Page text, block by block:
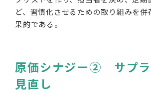
ど、習慣化させるための取り組みを
果的である。
原価シナジー② サプラ
見直し